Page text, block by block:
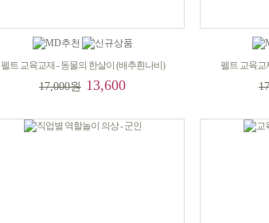
펠트 교육교재 - 동물의 한살이 (배추흰나비)
17,000원 13,600
펠트 교육교